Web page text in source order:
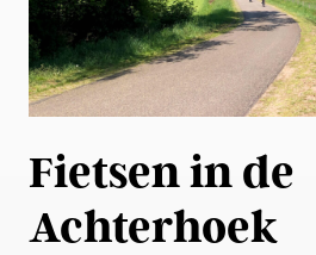
Fietsen in de
Achterhoek